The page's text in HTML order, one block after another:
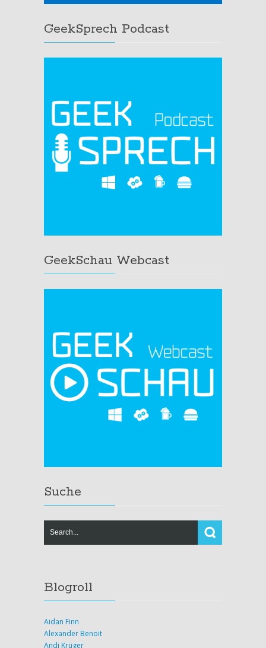
GeekSprech Podcast
GeekSchau Webcast
Suche
Blogroll
Aidan Finn
Alexander Benoit
Andi Krüger